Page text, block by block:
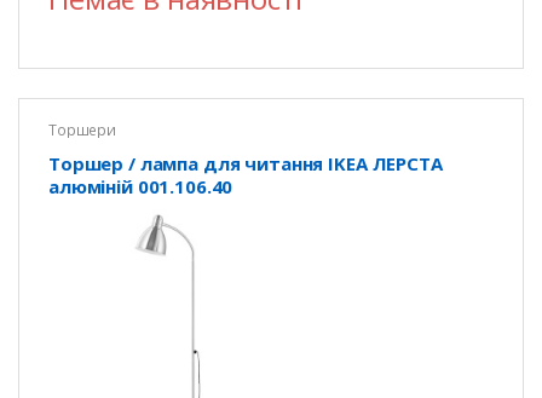
Торшери
Торшер / лампа для читання IKEA ЛЕРСТА
алюміній 001.106.40